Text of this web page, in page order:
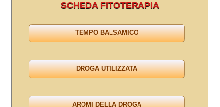
SCHEDA FITOTERAPIA